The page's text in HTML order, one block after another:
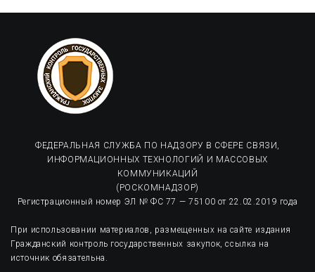
ФЕДЕРАЛЬНАЯ СЛУЖБА ПО НАДЗОРУ В СФЕРЕ СВЯЗИ,
ИНФОРМАЦИОННЫХ ТЕХНОЛОГИЙ И МАССОВЫХ
КОММУНИКАЦИЙ
(РОСКОМНАДЗОР)
Регистрационный номер ЭЛ № ФС 77 — 75100 от 22.02.2019 года
При использовании материалов, размещенных на сайте издания
Гражданский контроль государственных закупок, ссылка на
источник обязательна.